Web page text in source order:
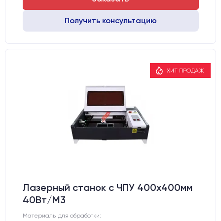
Получить консультацию
ХИТ ПРОДАЖ
Лазерный станок c ЧПУ 400х400мм
40Вт/М3
Материалы для обработки: